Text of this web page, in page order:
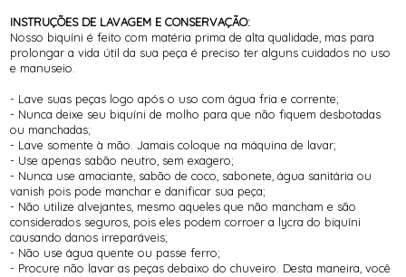
INSTRUÇÕES DE LAVAGEM E CONSERVAÇÃO:
Nosso biquíni é feito com matéria prima de alta qualidade, mas para
prolongar a vida útil da sua peça é preciso ter alguns cuidados no uso
e manuseio.
- Lave suas peças logo após o uso com água fria e corrente;
- Nunca deixe seu biquíni de molho para que não fiquem desbotadas
ou manchadas;
- Lave somente à mão. Jamais coloque na máquina de lavar;
- Use apenas sabão neutro, sem exagero;
- Nunca use amaciante, sabão de coco, sabonete, água sanitária ou
vanish pois pode manchar e danificar sua peça;
- Não utilize alvejantes, mesmo aqueles que não mancham e são
considerados seguros, pois eles podem corroer a lycra do biquíni
causando danos irreparáveis;
- Não use água quente ou passe ferro;
- Procure não lavar as peças debaixo do chuveiro. Desta maneira, você